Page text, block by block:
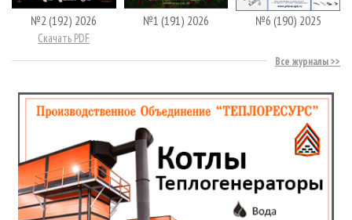
№2 (192) 2026
Скачать PDF
№1 (191) 2026 №6 (190) 2025
Все журналы